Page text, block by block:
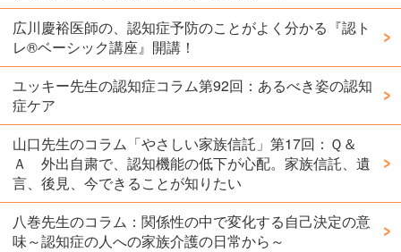
広川慶裕医師の、認知症予防のことがよく分かる『認ト
レ®️ベーシック講座』開講！
ユッキー先生の認知症コラム第92回：あるべき姿の認知
症ケア
山口先生のコラム「やさしい家族信託」第17回：Ｑ＆
Ａ 外出自粛で、認知機能の低下が心配。家族信託、遺
言、後見、今できることが知りたい
八巻先生のコラム：関係性の中で変化する自己決定の意
味～認知症の人への家族介護の日常から～